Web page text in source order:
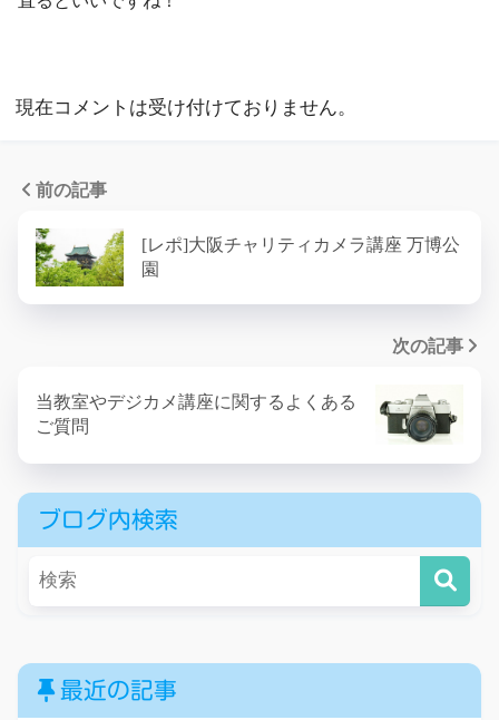
現在コメントは受け付けておりません。
前の記事
[レポ]大阪チャリティカメラ講座 万博公
園
次の記事
当教室やデジカメ講座に関するよくある
ご質問
ブログ内検索
最近の記事